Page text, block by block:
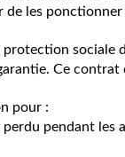
de les
sociale
Ce
pour :
pendant les